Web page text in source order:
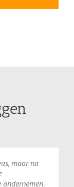
maar na